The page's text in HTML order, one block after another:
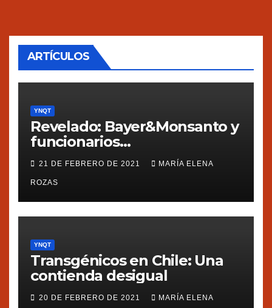
ARTÍCULOS
YNQT
Revelado: Bayer&Monsanto y
funcionarios
estadounidenses
presionaron a México
21 DE FEBRERO DE 2021 MARÍA ELENA
ROZAS
YNQT
Transgénicos en Chile: Una
contienda desigual
20 DE FEBRERO DE 2021 MARÍA ELENA